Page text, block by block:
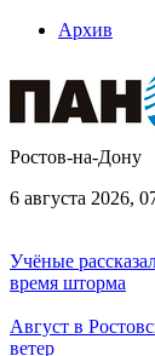
Архив
Ростов-на-Дону
6 августа 2026,
Учёные
время шторма
Август в
ветер